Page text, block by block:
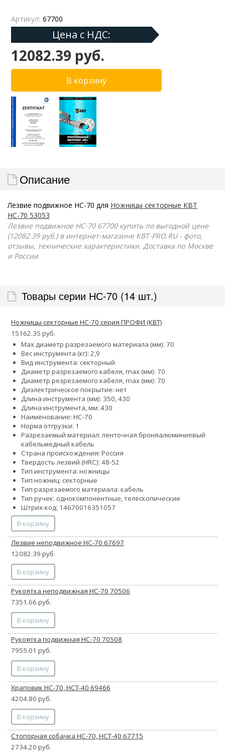
Артикул: 67700
Цена с НДС:
12082.39 руб.
Описание
Лезвие подвижное НС-70 для Ножницы секторные КВТ
НС-70 53053
Лезвие подвижное НС-70 67700 купить по выгодной цене
(12082.39 руб.) в интернет-магазине КВТ-PRO.RU - фото,
отзывы, технические характеристики. Доставка по Москве
и России
Товары серии НС-70 (14 шт.)
Ножницы секторные НС-70 серия ПРОФИ (КВТ)
15162.35 руб.
Max диаметр разрезаемого материала (мм): 70
Вес инструмента (кг): 2,9
Вид инструмента: секторный
Диаметр разрезаемого кабеля, max (мм): 70
Диаметр резрезаемого кабеля, max (мм): 70
Диэлектрическое покрытие: нет
Длина инструмента (мм): 350, 430
Длина инструмента, мм: 430
Наименование: НС-70
Норма отгрузки: 1
Разрезаемый материал:ленточная броняалюминиевый
кабельмедный кабель
Страна происхождения: Россия
Твердость лезвий (HRC): 48-52
Тип инструмента: ножницы
Тип ножниц: секторные
Тип разрезаемого материала: кабель
Тип ручек: однокомпонентные, телескопические
Штрих-код: 14670016351057
В корзину
Лезвие неподвижное НС-70 67697
12082.39 руб.
В корзину
Рукоятка неподвижная НС-70 70506
7351.66 руб.
В корзину
Рукоятка подвижная НС-70 70508
7955.01 руб.
В корзину
Храповик НС-70, НСТ-40 69466
4204.80 руб.
В корзину
Стопорная собачка НС-70, НСТ-40 67715
2734.20 руб.